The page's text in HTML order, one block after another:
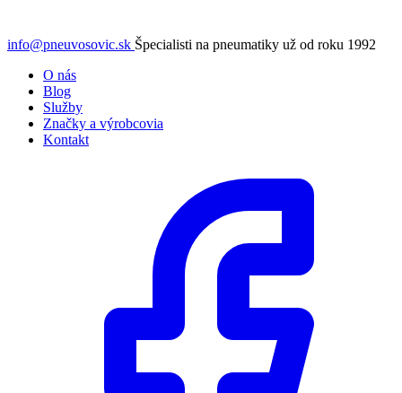
info@pneuvosovic.sk Špecialisti na pneumatiky už od roku 1992
O nás
Blog
Služby
Značky a výrobcovia
Kontakt